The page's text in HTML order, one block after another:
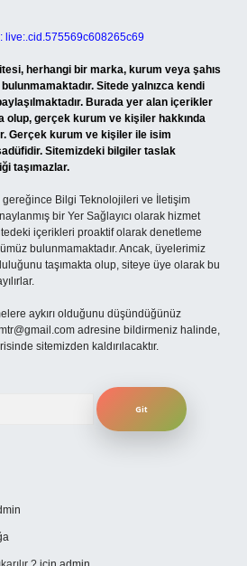
live:.cid.575569c608265c69
herhangi bir marka, kurum veya şahıs
Sitede yalnızca kendi
Burada yer alan içerikler
olup, gerçek kurum ve kişiler hakkında
Gerçek kurum ve kişiler ile isim
Sitemizdeki bilgiler taslak
taşımazlar.
gereğince Bilgi Teknolojileri ve İletişim
bir Yer Sağlayıcı olarak hizmet
içerikleri proaktif olarak denetleme
bulunmamaktadır. Ancak, üyelerimiz
taşımakta olup, siteye üye olarak bu
aykırı olduğunu düşündüğünüz
adresine bildirmeniz halinde,
sitemizden kaldırılacaktır.